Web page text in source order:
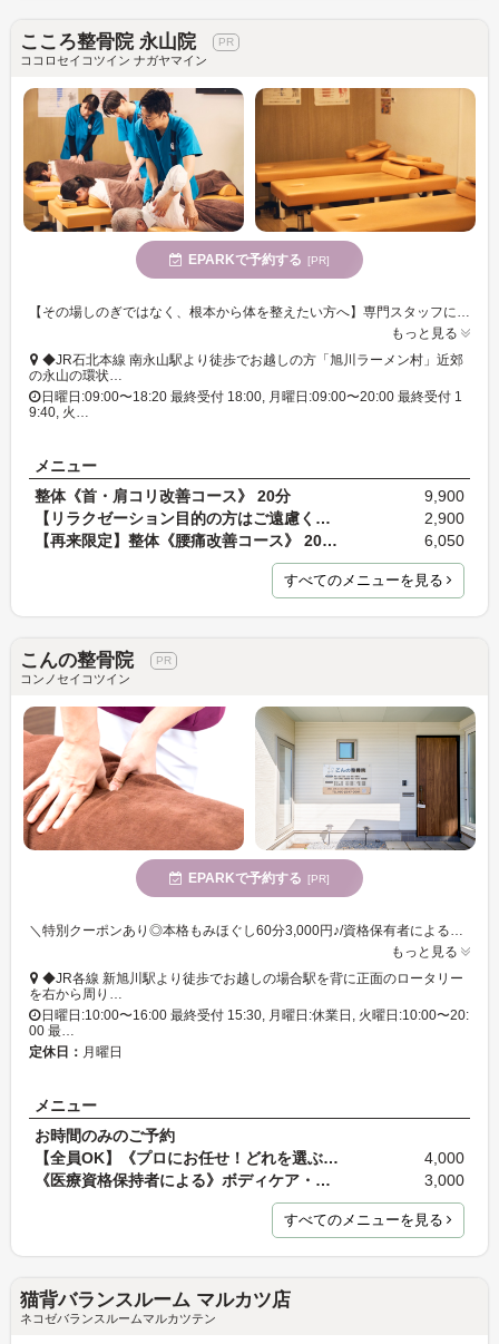
こころ整骨院 永山院
ココロセイコツイン ナガヤマイン
EPARKで予約する [PR]
【その場しのぎではなく、根本から体を整えたい方へ】専門スタッフによる“本質的なケア”で、不調が出にくい体づくりをサポートします。※一時的なリラクゼーションを目的とされる方はご遠慮ください。
もっと見る
◆JR石北本線 南永山駅より徒歩でお越しの方「旭川ラーメン村」近郊
の永山の環状…
日曜日:09:00〜18:20 最終受付 18:00, 月曜日:09:00〜20:00 最終受付 1
9:40, 火…
メニュー
整体《首・肩コリ改善コース》 20分
9,900
【リラクゼーション目的の方はご遠慮ください】《首…
2,900
【再来限定】整体《腰痛改善コース》 20分 通常料金9…
6,050
すべてのメニューを見る
こんの整骨院
コンノセイコツイン
EPARKで予約する [PR]
＼特別クーポンあり◎本格もみほぐし60分3,000円♪/資格保有者による高い技術×お手頃な価格でリピーター続出♪お悩みにピンポイントのもみほぐしが好評!本州千葉県での施術実績あり◎
もっと見る
◆JR各線 新旭川駅より徒歩でお越しの場合駅を背に正面のロータリー
を右から周り…
日曜日:10:00〜16:00 最終受付 15:30, 月曜日:休業日, 火曜日:10:00〜20:
00 最…
定休日： 月曜日
メニュー
お時間のみのご予約
【全員OK】《プロにお任せ！どれを選ぶか悩んでいる…
4,000
《医療資格保持者による》ボディケア・もみほぐし 30…
3,000
すべてのメニューを見る
猫背バランスルーム マルカツ店
ネコゼバランスルームマルカツテン